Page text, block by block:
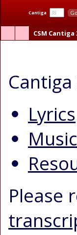
Cantiga Go
CSM Cantiga
Lyrics
Music
Please